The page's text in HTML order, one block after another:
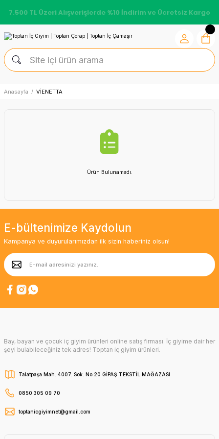
7.500 TL Üzeri Alışverişlerde %10 İndirim ve Ücretsiz Kargo
Anasayfa VİENETTA
Ürün Bulunamadı.
E-bültenimize Kaydolun
Kampanya ve duyurularımızdan ilk sizin haberiniz olsun!
Bay, bayan ve çocuk iç giyim ürünleri online satış firması. İç giyime dair her
şeyi bulabileceğiniz tek adres! Toptan iç giyim ürünleri.
Talatpaşa Mah. 4007. Sok. No:20 GİPAŞ TEKSTİL MAĞAZASI
0850 305 09 70
toptanicgiyimnet@gmail.com